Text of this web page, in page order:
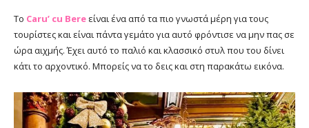
Το Caru’ cu Bere είναι ένα από τα πιο γνωστά μέρη για τους
τουρίστες και είναι πάντα γεμάτο για αυτό φρόντισε να μην πας σε
ώρα αιχμής. Έχει αυτό το παλιό και κλασσικό στυλ που του δίνει
κάτι το αρχοντικό. Μπορείς να το δεις και στη παρακάτω εικόνα.